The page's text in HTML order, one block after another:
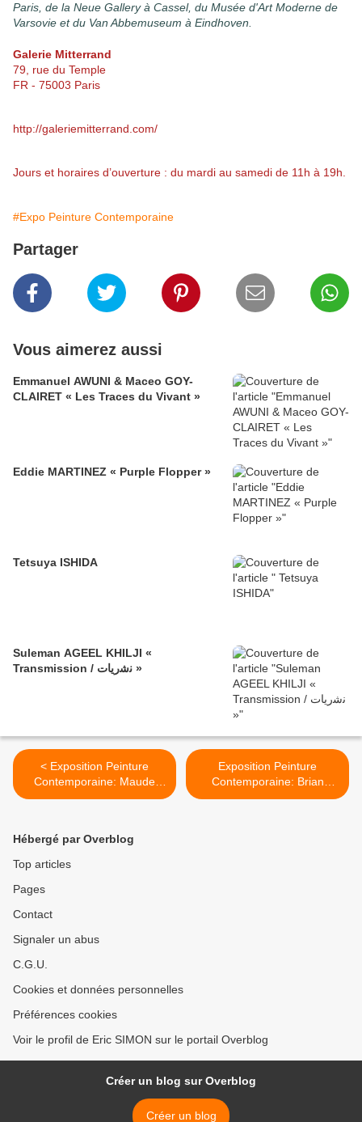
Paris, de la Neue Gallery à Cassel, du Musée d'Art Moderne de
Varsovie et du Van Abbemuseum à Eindhoven.
Galerie Mitterrand
79, rue du Temple
FR - 75003 Paris
http://galeriemitterrand.com/
Jours et horaires d’ouverture : du mardi au samedi de 11h à 19h.
#Expo Peinture Contemporaine
Partager
Vous aimerez aussi
Emmanuel AWUNI & Maceo GOY-
CLAIRET « Les Traces du Vivant »
Eddie MARTINEZ « Purple Flopper »
Tetsuya ISHIDA
Suleman AGEEL KHILJI «
Transmission / ﻧﺷرﯾﺎت »
< Exposition Peinture
Contemporaine: Maude
MARIS «Hiéromancie»
Exposition Peinture
Contemporaine: Brian
MAGUIRE «An Anatomy of
Hébergé par Overblog
Top articles
Pages
Contact
Signaler un abus
C.G.U.
Cookies et données personnelles
Préférences cookies
Voir le profil de Eric SIMON sur le portail Overblog
Créer un blog sur Overblog
Créer un blog